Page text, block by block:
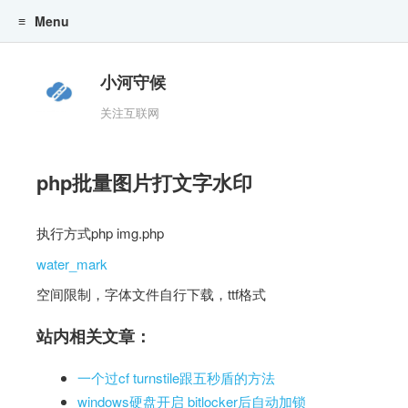
小河守候
关注互联网
Menu
php批量图片打文字水印
执行方式php img.php
water_mark
空间限制，字体文件自行下载，ttf格式
站内相关文章：
一个过cf turnstile跟五秒盾的方法
windows硬盘开启 bitlocker后自动加锁